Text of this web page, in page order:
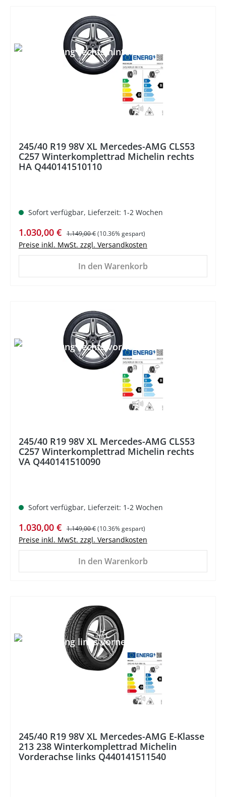
245/40 R19 98V XL Mercedes-AMG CLS53
C257 Winterkomplettrad Michelin rechts
HA Q440141510110
Sofort verfügbar, Lieferzeit: 1-2 Wochen
Verkaufspreis:
1.030,00 € Regulärer Preis:
1.149,00 €(10.36% gespart)
Preise inkl. MwSt. zzgl. Versandkosten
In den Warenkorb
245/40 R19 98V XL Mercedes-AMG CLS53
C257 Winterkomplettrad Michelin rechts
VA Q440141510090
Sofort verfügbar, Lieferzeit: 1-2 Wochen
Verkaufspreis:
1.030,00 € Regulärer Preis:
1.149,00 €(10.36% gespart)
Preise inkl. MwSt. zzgl. Versandkosten
In den Warenkorb
245/40 R19 98V XL Mercedes-AMG E-Klasse
213 238 Winterkomplettrad Michelin
Vorderachse links Q440141511540